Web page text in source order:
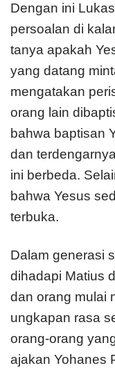
Dengan ini
persoalan di
tanya apakah
yang datang
mengatakan
orang lain
bahwa baptisan
dan
ini berbeda.
bahwa Yesus
terbuka.
Dalam generasi
dihadapi Matius
dan orang mulai
ungkapan rasa
orang-orang
ajakan Yohanes